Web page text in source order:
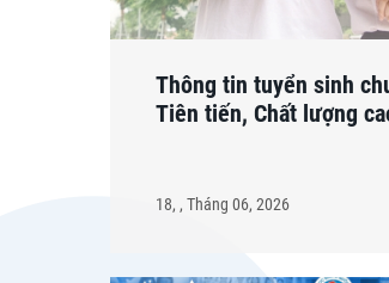
Thông tin tuyển sinh
Tiên tiến, Chất lượng
18, , Tháng 06, 2026